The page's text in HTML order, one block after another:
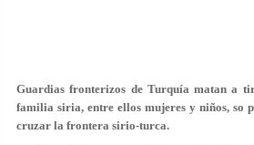
Guardias fronterizos de Turquía matan a
familia siria, entre ellos mujeres y niños, so
cruzar la frontera sirio-turca.